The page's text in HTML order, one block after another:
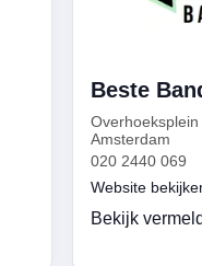
Beste
Overhoeksplein
Amsterdam
020 2440 069
Website
Bekijk